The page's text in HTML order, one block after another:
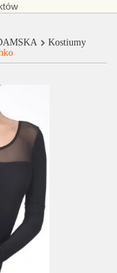
Kostiumy